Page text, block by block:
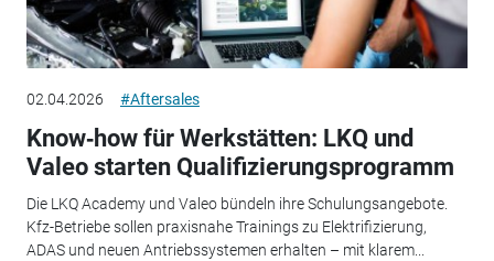
02.04.2026 #Aftersales
Know‑how für Werkstätten: LKQ und
Valeo starten Qualifizierungsprogramm
Die LKQ Academy und Valeo bündeln ihre Schulungsangebote.
Kfz-Betriebe sollen praxisnahe Trainings zu Elektrifizierung,
ADAS und neuen Antriebssystemen erhalten – mit klarem...